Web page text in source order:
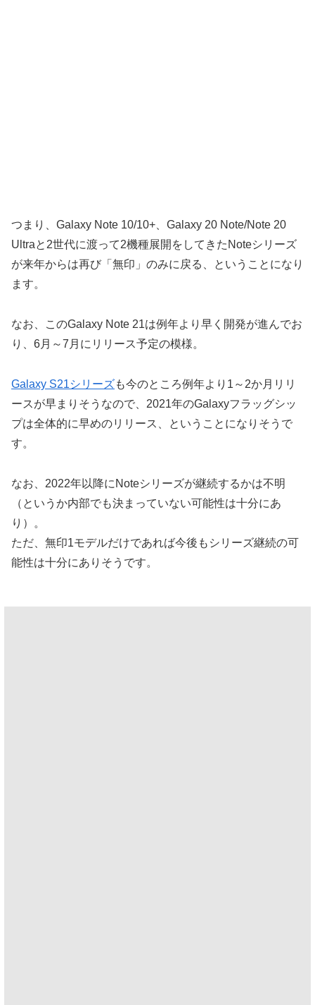
つまり、Galaxy Note 10/10+、Galaxy 20 Note/Note 20
Ultraと2世代に渡って2機種展開をしてきたNoteシリーズ
が来年からは再び「無印」のみに戻る、ということになり
ます。
なお、このGalaxy Note 21は例年より早く開発が進んでお
り、6月～7月にリリース予定の模様。
Galaxy S21シリーズも今のところ例年より1～2か月リリ
ースが早まりそうなので、2021年のGalaxyフラッグシッ
プは全体的に早めのリリース、ということになりそうで
す。
なお、2022年以降にNoteシリーズが継続するかは不明
（というか内部でも決まっていない可能性は十分にあ
り）。
ただ、無印1モデルだけであれば今後もシリーズ継続の可
能性は十分にありそうです。